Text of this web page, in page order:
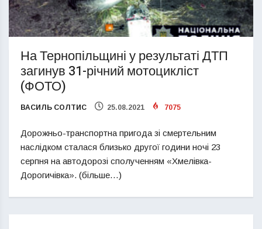
На Тернопільщині у результаті ДТП
загинув 31-річний мотоцикліст
(ФОТО)
ВАСИЛЬ СОЛТИС 25.08.2021 7075
Дорожньо-транспортна пригода зі смертельним
наслідком сталася близько другої години ночі 23
серпня на автодорозі сполученням «Хмелівка-
Дорогичівка». (більше…)